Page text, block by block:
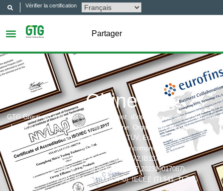
Vérifier la certification
Partager
Chine
GTG Group est l'une des sociétés de test, d'inspection et de certification
les plus respectées et réputées en Chine. Organismes de certification
comprenant : UL, ITS(Intertek),TÜV, Eurofins, CQC,
Organismes d'accréditation comprenant :
CNAS(L6214,L13753,L18872,IB1376),
CMA(201819013768,202019014977,202319017087),
A2LA (6947.01), NVLAP (600177-0), IECEE (TL541, TL777)